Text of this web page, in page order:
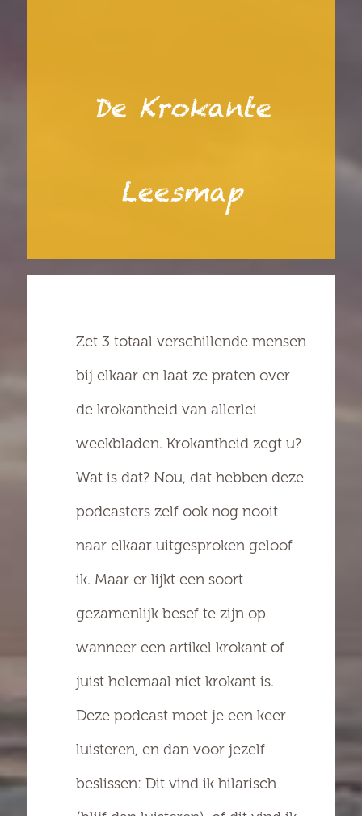
De Krokante
Leesmap
Zet 3 totaal verschillende mensen
bij elkaar en laat ze praten over
de krokantheid van allerlei
weekbladen. Krokantheid zegt u?
Wat is dat? Nou, dat hebben deze
podcasters zelf ook nog nooit
naar elkaar uitgesproken geloof
ik. Maar er lijkt een soort
gezamenlijk besef te zijn op
wanneer een artikel krokant of
juist helemaal niet krokant is.
Deze podcast moet je een keer
luisteren, en dan voor jezelf
beslissen: Dit vind ik hilarisch